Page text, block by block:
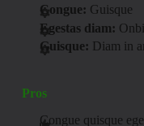
Congue: Guisque
Egestas diam:
Guisque: Diam in
Pros
Congue quisque